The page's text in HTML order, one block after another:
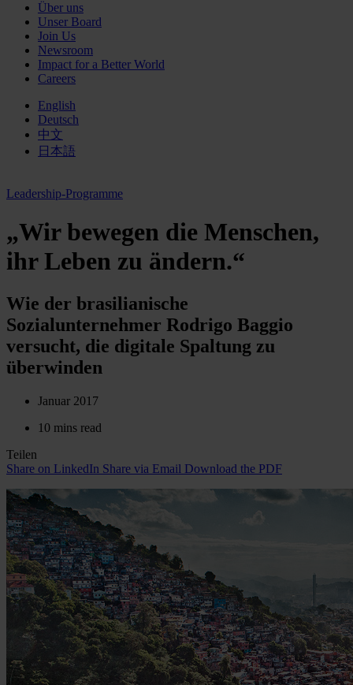
Über uns
Unser Board
Join Us
Newsroom
Impact for a Better World
Careers
English
Deutsch
中文
日本語
Leadership-Programme
„Wir bewegen die Menschen,
ihr Leben zu ändern.“
Wie der brasilianische
Sozialunternehmer Rodrigo Baggio
versucht, die digitale Spaltung zu
überwinden
Januar 2017
10 mins read
Teilen
Share on LinkedIn Share via Email Download the PDF